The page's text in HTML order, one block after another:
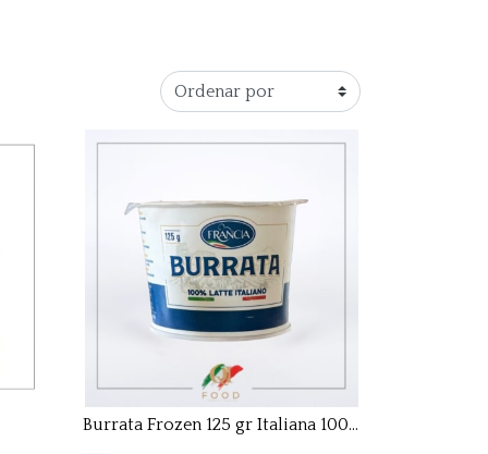
Burrata Frozen 125 gr Italiana 100%